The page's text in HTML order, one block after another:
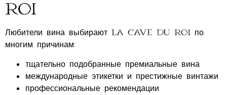
Roi
Любители вина выбирают La Cave du Roi по
многим причинам:
тщательно подобранные премиальные вина
международные этикетки и престижные винтажи
профессиональные рекомендации